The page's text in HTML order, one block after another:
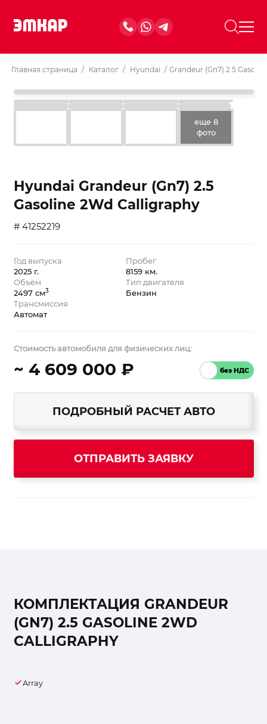
Главная страница / Каталог / Hyundai / Grandeur (Gn7) 2.5
еще 8
фото
Hyundai Grandeur (Gn7) 2.5
Gasoline 2Wd Calligraphy
# 41252219
Год выпуска
2025 г.
Пробег
8159 км.
Объём
2497 см3
Тип двигателя
Бензин
Трансмиссия
Автомат
Стоимость автомобиля для физических лиц:
~ 4 609 000 ₽
ПОДРОБНЫЙ РАСЧЕТ АВТО
ОТПРАВИТЬ ЗАЯВКУ
КОМПЛЕКТАЦИЯ GRANDEUR
(GN7) 2.5 GASOLINE 2WD
CALLIGRAPHY
Array